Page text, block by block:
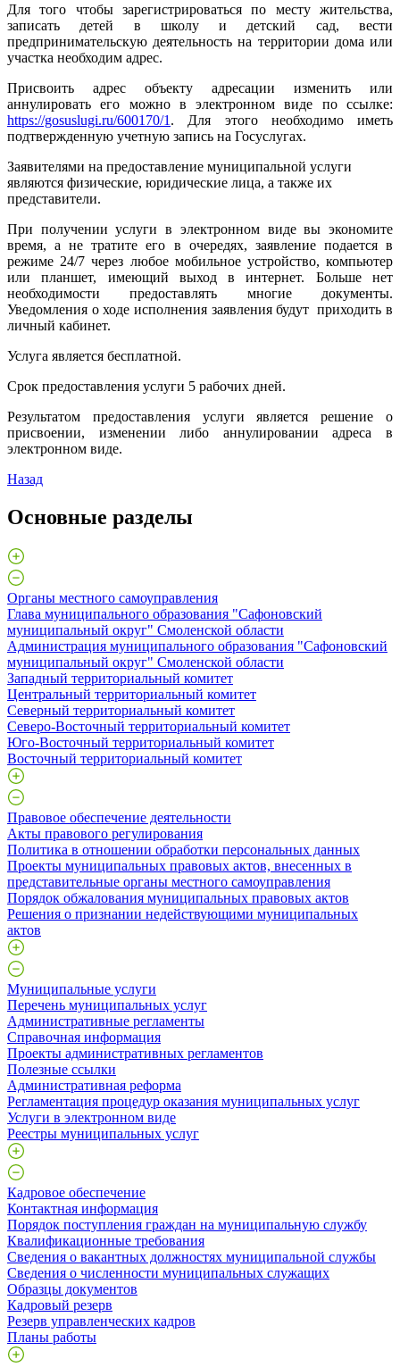
Для того чтобы зарегистрироваться по месту жительства,
записать детей в школу и детский сад, вести
предпринимательскую деятельность на территории дома или
участка необходим адрес.
Присвоить адрес объекту адресации изменить или
аннулировать его можно в электронном виде по ссылке:
https://gosuslugi.ru/600170/1 . Для этого необходимо иметь
подтвержденную учетную запись на Госуслугах.
Заявителями на предоставление муниципальной услуги
являются физические, юридические лица, а также их
представители.
При получении услуги в электронном виде вы экономите
время, а не тратите его в очередях, заявление подается в
режиме 24/7 через любое мобильное устройство, компьютер
или планшет, имеющий выход в интернет. Больше нет
необходимости предоставлять многие документы.
Уведомления о ходе исполнения заявления будут приходить в
личный кабинет.
Услуга является бесплатной.
Срок предоставления услуги 5 рабочих дней.
Результатом предоставления услуги является решение о
присвоении, изменении либо аннулировании адреса в
электронном виде.
Назад
Основные разделы
Органы местного самоуправления
Глава муниципального образования "Сафоновский
муниципальный округ" Смоленской области
Администрация муниципального образования "Сафоновский
муниципальный округ" Смоленской области
Западный территориальный комитет
Центральный территориальный комитет
Северный территориальный комитет
Северо-Восточный территориальный комитет
Юго-Восточный территориальный комитет
Восточный территориальный комитет
Правовое обеспечение деятельности
Акты правового регулирования
Политика в отношении обработки персональных данных
Проекты муниципальных правовых актов, внесенных в
представительные органы местного самоуправления
Порядок обжалования муниципальных правовых актов
Решения о признании недействующими муниципальных
актов
Муниципальные услуги
Перечень муниципальных услуг
Административные регламенты
Справочная информация
Проекты административных регламентов
Полезные ссылки
Административная реформа
Регламентация процедур оказания муниципальных услуг
Услуги в электронном виде
Реестры муниципальных услуг
Кадровое обеспечение
Контактная информация
Порядок поступления граждан на муниципальную службу
Квалификационные требования
Сведения о вакантных должностях муниципальной службы
Сведения о численности муниципальных служащих
Образцы документов
Кадровый резерв
Резерв управленческих кадров
Планы работы